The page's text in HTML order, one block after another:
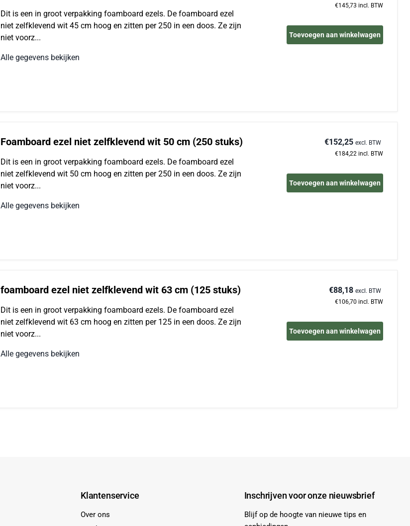
Dit is een in groot verpakking foamboard ezels. De foamboard ezel
niet zelfklevend wit 45 cm hoog en zitten per 250 in een doos. Ze zijn
niet voorz...
Alle gegevens bekijken
€145,73 incl. BTW
Toevoegen aan winkelwagen
Foamboard ezel niet zelfklevend wit 50 cm (250 stuks)
Dit is een in groot verpakking foamboard ezels. De foamboard ezel
niet zelfklevend wit 50 cm hoog en zitten per 250 in een doos. Ze zijn
niet voorz...
Alle gegevens bekijken
€152,25 excl. BTW
€184,22 incl. BTW
Toevoegen aan winkelwagen
foamboard ezel niet zelfklevend wit 63 cm (125 stuks)
Dit is een in groot verpakking foamboard ezels. De foamboard ezel
niet zelfklevend wit 63 cm hoog en zitten per 125 in een doos. Ze zijn
niet voorz...
Alle gegevens bekijken
€88,18 excl. BTW
€106,70 incl. BTW
Toevoegen aan winkelwagen
Klantenservice
Over ons
Inschrijven voor onze nieuwsbrief
Blijf op de hoogte van nieuwe tips en